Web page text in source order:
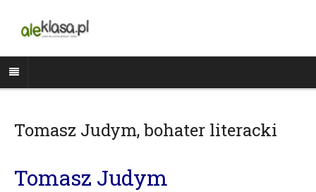
Tomasz Judym, bohater literacki
Tomasz Judym